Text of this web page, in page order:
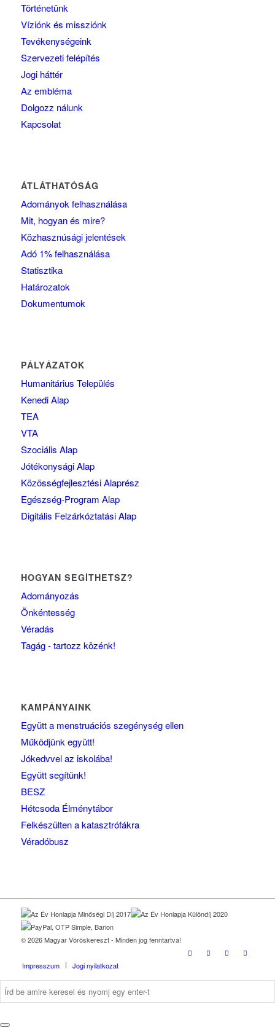
Történetünk
Víziónk és missziónk
Tevékenységeink
Szervezeti felépítés
Jogi háttér
Az embléma
Dolgozz nálunk
Kapcsolat
ÁTLÁTHATÓSÁG
Adományok felhasználása
Mit, hogyan és mire?
Közhasznúsági jelentések
Adó 1% felhasználása
Statisztika
Határozatok
Dokumentumok
PÁLYÁZATOK
Humanitárius Település
Kenedi Alap
TEA
VTA
Szociális Alap
Jótékonysági Alap
Közösségfejlesztési Alaprész
Egészség-Program Alap
Digitális Felzárkóztatási Alap
HOGYAN SEGÍTHETSZ?
Adományozás
Önkéntesség
Véradás
Tagág - tartozz közénk!
KAMPÁNYAINK
Együtt a menstruációs szegénység ellen
Működjünk együtt!
Jókedvvel az iskolába!
Együtt segítünk!
BESZ
Hétcsoda Élménytábor
Felkészülten a katasztrófákra
Véradóbusz
© 2026 Magyar Vöröskereszt - Minden jog fenntartva!
Impresszum Jogi nyilatkozat